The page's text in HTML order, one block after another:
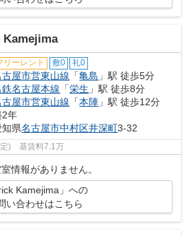
Kamejima
リーレント 敷0 礼0
古屋市営東山線 「亀島 」駅 徒歩5分
鉄名古屋本線 「栄生 」駅 徒歩8分
古屋市営東山線 「本陣 」駅 徒歩12分
2年
知県名古屋市中村区井深町3-32
定) 基賃料7.1万
情報がありません。
Kamejima」への
い合わせはこちら